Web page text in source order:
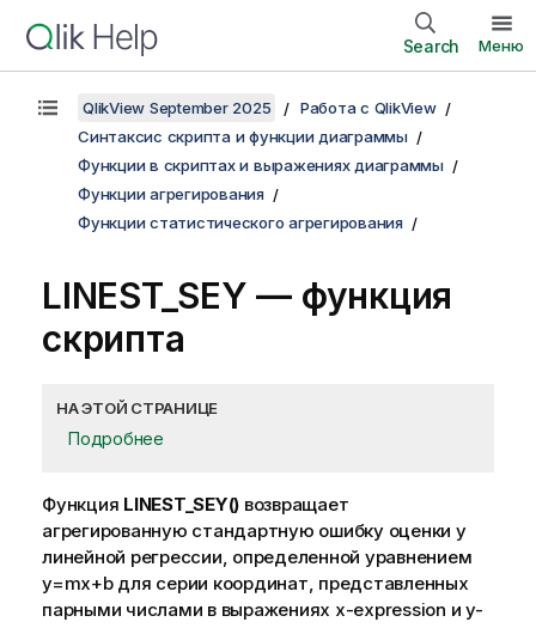
Search Меню
QlikView September 2025
Работа с QlikView
Синтаксис скрипта и функции диаграммы
Функции в скриптах и выражениях диаграммы
Функции агрегирования
Функции статистического агрегирования
LINEST_SEY — функция
скрипта
НА ЭТОЙ СТРАНИЦЕ
Подробнее
Функция LINEST_SEY() возвращает
агрегированную стандартную ошибку оценки y
линейной регрессии, определенной уравнением
y=mx+bдля серии координат, представленных
парными числами в выражениях x-expression и y-